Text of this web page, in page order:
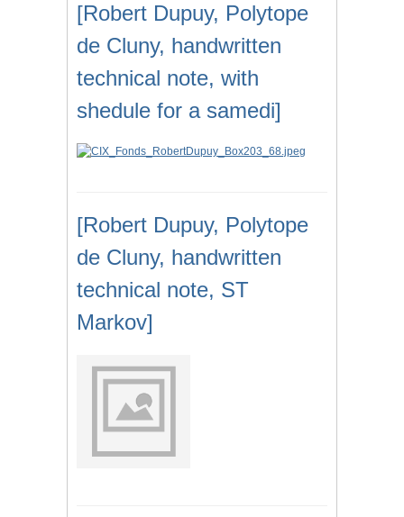
[Robert Dupuy, Polytope
de Cluny, handwritten
technical note, with
shedule for a samedi]
[Robert Dupuy, Polytope
de Cluny, handwritten
technical note, ST
Markov]